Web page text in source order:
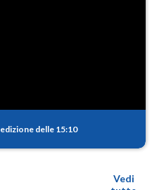
edizione delle 15:10
Vedi